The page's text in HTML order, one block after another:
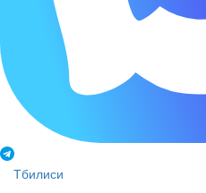
Тбилиси